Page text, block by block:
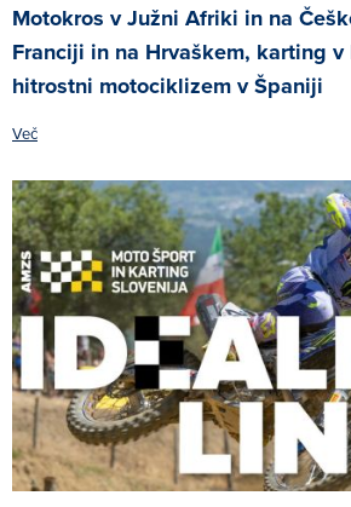
Motokros v Južni Afriki in na
Franciji in na Hrvaškem, karting
hitrostni motociklizem v Španiji
Več